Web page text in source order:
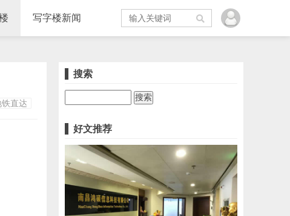
写字楼新闻
铁直达
搜索
好文推荐